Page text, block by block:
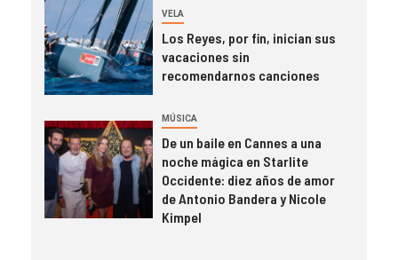
VELA
Los Reyes, por fin, inician sus
vacaciones sin
recomendarnos canciones
MÚSICA
De un baile en Cannes a una
noche mágica en Starlite
Occidente: diez años de amor
de Antonio Bandera y Nicole
Kimpel